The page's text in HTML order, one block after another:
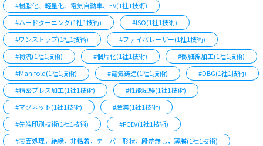
#樹脂化、軽量化、電気自動車、EV(1社1技術)
#ハードターニング(1社1技術)
#ISO(1社1技術)
#ワンストップ(1社1技術)
#ファイバレーザー(1社1技術)
#物流(1社1技術)
#個片化(1社1技術)
#微細線加工(1社1技術)
#Manifold(1社1技術)
#電気鋳造(1社1技術)
#DBG(1社1技術)
#精密プレス加工(1社1技術)
#性能試験(1社1技術)
#マグネット(1社1技術)
#産業(1社1技術)
#先端印刷技術(1社1技術)
#FCEV(1社1技術)
#表面処理，絶縁，非粘着，テーパー形状，段差無し，薄膜(1社1技術)